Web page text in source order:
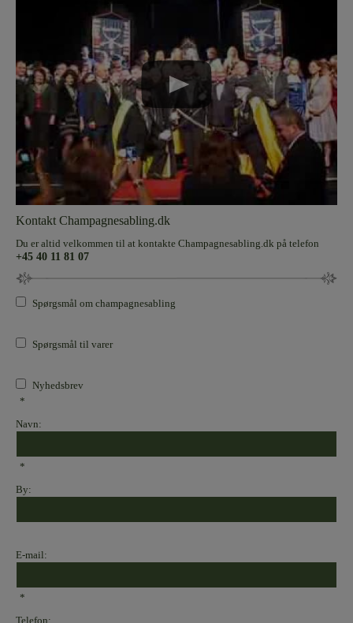
Kontakt Champagnesabling.dk
Du er altid velkommen til at kontakte Champagnesabling.dk på telefon
+45 40 11 81 07
Spørgsmål om champagnesabling
Spørgsmål til varer
Nyhedsbrev
*
Navn:
*
By:
E-mail:
*
Telefon: